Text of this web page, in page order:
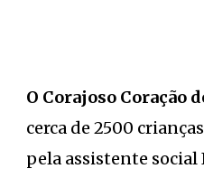
O Corajoso Coração
cerca de 2500
pela assistente social